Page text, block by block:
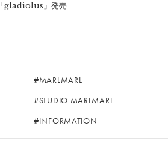
「gladiolus」発売
MARLMARL
STUDIO MARLMARL
INFORMATION